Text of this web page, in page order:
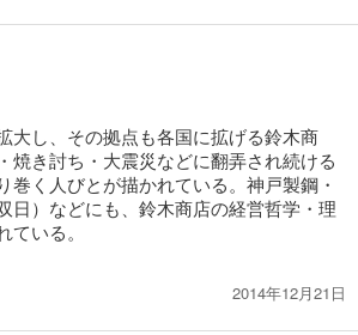
大し、その拠点も各国に拡げる鈴木商
焼き討ち・大震災などに翻弄され続ける
巻く人びとが描かれている。神戸製鋼・
日）などにも、鈴木商店の経営哲学・理
いる。
2014年12月21日